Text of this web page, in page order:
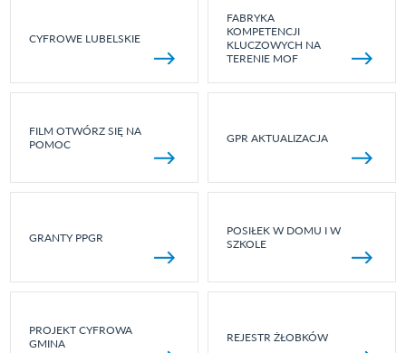
CYFROWE LUBELSKIE
FABRYKA
KOMPETENCJI
KLUCZOWYCH NA
TERENIE MOF
FILM OTWÓRZ SIĘ NA
POMOC
GPR AKTUALIZACJA
GRANTY PPGR
POSIŁEK W DOMU I W
SZKOLE
PROJEKT CYFROWA
GMINA
REJESTR ŻŁOBKÓW